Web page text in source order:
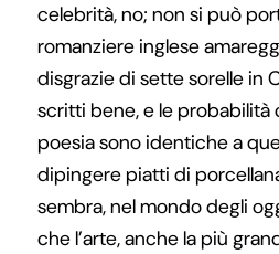
celebrità, no; non si può
romanziere inglese
disgrazie di sette sorelle in
scritti bene, e le probabilità
poesia sono identiche a
dipingere piatti di
sembra, nel mondo degli
che l’arte, anche la più